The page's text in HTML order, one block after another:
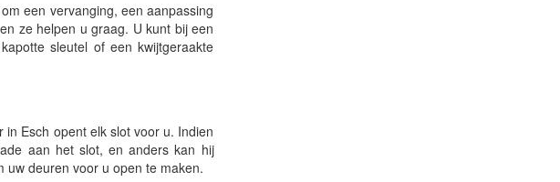
een vervanging, een aanpassing
ze helpen u graag. U kunt bij een
sleutel of een kwijtgeraakte
Esch opent elk slot voor u. Indien
aan het slot, en anders kan hij
uw deuren voor u open te maken.